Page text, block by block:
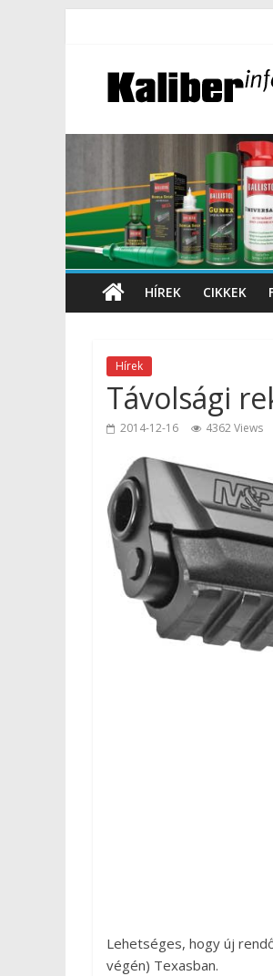
HÍREK CIKKEK
Hírek
Távolsági
2014-12-16 4362 Views
Lehetséges, hogy új
végén) Texasban.